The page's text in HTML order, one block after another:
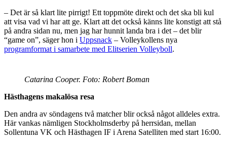
– Det är så klart lite pirrigt! Ett toppmöte direkt och det ska bli kul
att visa vad vi har att ge. Klart att det också känns lite konstigt att stå
på andra sidan nu, men jag har hunnit landa bra i det – det blir
“game on”, säger hon i Uppsnack – Volleykollens nya
programformat i samarbete med Elitserien Volleyboll.
Catarina Cooper. Foto: Robert Boman
Hästhagens makalösa resa
Den andra av söndagens två matcher blir också något alldeles extra.
Här vankas nämligen Stockholmsderby på herrsidan, mellan
Sollentuna VK och Hästhagen IF i Arena Satelliten med start 16:00.